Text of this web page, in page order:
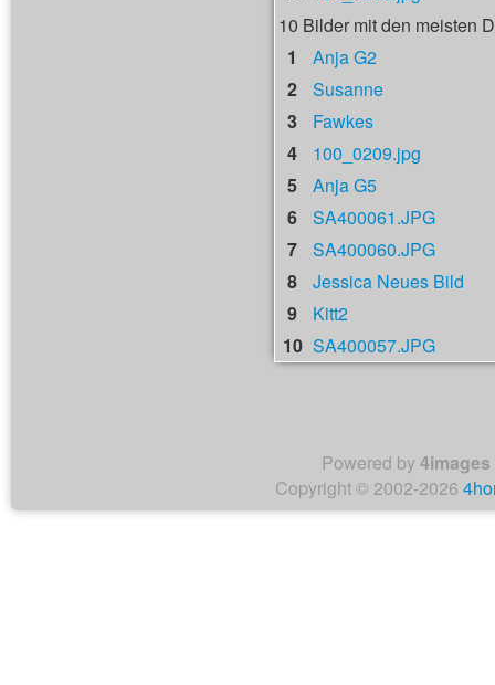
10 Bilder mit den meisten
1
Anja G2
2
Susanne
3
Fawkes
4
100_0209.jpg
5
Anja G5
6
SA400061.JPG
7
SA400060.JPG
8
Jessica Neues Bild
9
Kitt2
10 SA400057.JPG
Powered by4images
Copyright © 2002-2026